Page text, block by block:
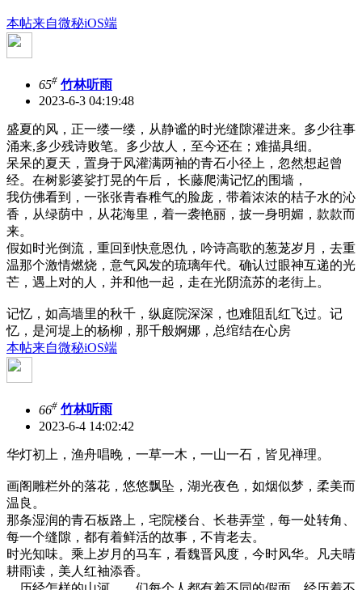
本帖来自微秘iOS端
65# 竹林听雨
2023-6-3 04:19:48
盛夏的风，正一缕一缕，从静谧的时光缝隙灌进来。多少往事
涌来,多少残诗败笔。多少故人，至今还在；难描具细。
呆呆的夏天，置身于风灌满两袖的青石小径上，忽然想起曾
经。在树影婆娑打晃的午后， 长藤爬满记忆的围墙，
我仿佛看到，一张张青春稚气的脸庞，带着浓浓的桔子水的沁
香，从绿荫中，从花海里，着一袭艳丽，披一身明媚，款款而
来。
假如时光倒流，重回到快意恩仇，吟诗高歌的葱茏岁月，去重
温那个激情燃烧，意气风发的琉璃年代。确认过眼神互递的光
芒，遇上对的人，并和他一起，走在光阴流苏的老街上。
记忆，如高墙里的秋千，纵庭院深深，也难阻乱红飞过。记
忆，是河堤上的杨柳，那千般婀娜，总绾结在心房
本帖来自微秘iOS端
66# 竹林听雨
2023-6-4 14:02:42
华灯初上，渔舟唱晚，一草一木，一山一石，皆见禅理。
画阁雕栏外的落花，悠悠飘坠，湖光夜色，如烟似梦，柔美而
温良。
那条湿润的青石板路上，宅院楼台、长巷弄堂，每一处转角、
每一个缝隙，都有着鲜活的故事，不肯老去。
时光知味。乘上岁月的马车，看魏晋风度，今时风华。凡夫晴
耕雨读，美人红袖添香。